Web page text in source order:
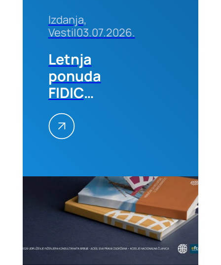
Izdanja,
Vesti|03.07.2026.
Letnja
ponuda
FIDIC
izdanja